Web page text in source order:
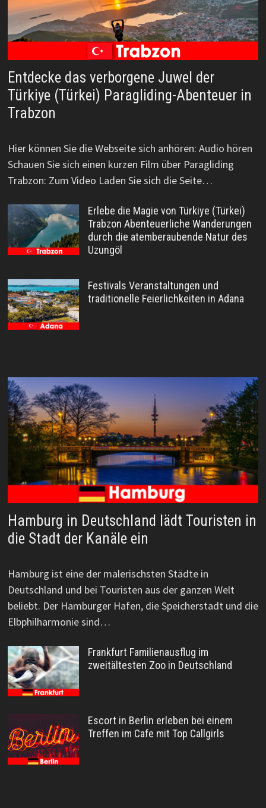
Entdecke das verborgene Juwel der
Türkiye (Türkei) Paragliding-Abenteuer in
Trabzon
Hier können Sie die Webseite sich anhören: Audio hören
Schauen Sie sich einen kurzen Film über Paragliding
Trabzon: Zum Video Laden Sie sich die Seite…
Erlebe die Magie von Türkiye (Türkei)
Trabzon Abenteuerliche Wanderungen
durch die atemberaubende Natur des
Uzungöl
Festivals Veranstaltungen und
traditionelle Feierlichkeiten in Adana
Hamburg in Deutschland lädt Touristen in
die Stadt der Kanäle ein
Hamburg ist eine der malerischsten Städte in
Deutschland und bei Touristen aus der ganzen Welt
beliebt. Der Hamburger Hafen, die Speicherstadt und die
Elbphilharmonie sind…
Frankfurt Familienausflug im
zweitältesten Zoo in Deutschland
Escort in Berlin erleben bei einem
Treffen im Cafe mit Top Callgirls